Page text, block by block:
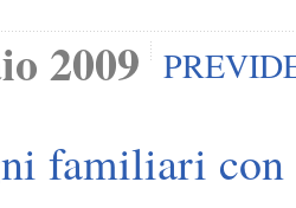
2009
familiari